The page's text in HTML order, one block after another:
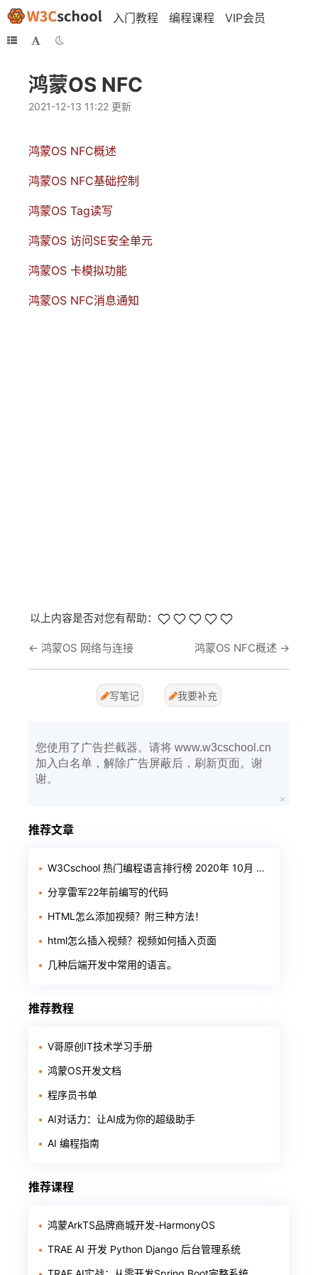
入门教程 编程课程 VIP会员
鸿蒙OS NFC
2021-12-13 11:22 更新
鸿蒙OS NFC概述
鸿蒙OS NFC基础控制
鸿蒙OS Tag读写
鸿蒙OS 访问SE安全单元
鸿蒙OS 卡模拟功能
鸿蒙OS NFC消息通知
以上内容是否对您有帮助：
← 鸿蒙OS 网络与连接 鸿蒙OS NFC概述 →
写笔记 我要补充
您使用了广告拦截器。请将 www.w3cschool.cn
加入白名单，解除广告屏蔽后，刷新页面。谢
谢。
推荐文章
W3Cschool 热门编程语言排行榜 2020年 10月 TOP10
分享雷军22年前编写的代码
HTML怎么添加视频？附三种方法！
html怎么插入视频？视频如何插入页面
几种后端开发中常用的语言。
推荐教程
V哥原创IT技术学习手册
鸿蒙OS开发文档
程序员书单
AI对话力：让AI成为你的超级助手
AI 编程指南
推荐课程
鸿蒙ArkTS品牌商城开发-HarmonyOS
TRAE AI 开发 Python Django 后台管理系统